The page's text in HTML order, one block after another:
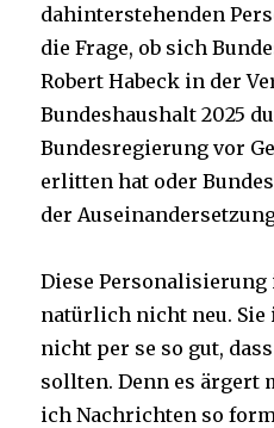
dahinterstehenden
die Frage, ob sich
Robert Habeck in der
Bundeshaushalt 2025
Bundesregierung vor
erlitten hat oder
der
Diese
natürlich nicht neu. Sie
nicht per se so gut,
sollten. Denn es ärgert
ich Nachrichten so